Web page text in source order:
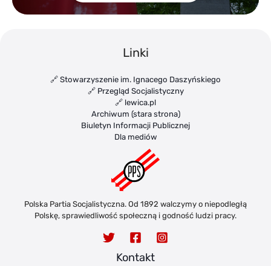
Linki
🔗 Stowarzyszenie im. Ignacego Daszyńskiego
🔗 Przegląd Socjalistyczny
🔗 lewica.pl
Archiwum (stara strona)
Biuletyn Informacji Publicznej
Dla mediów
Polska Partia Socjalistyczna. Od 1892 walczymy o niepodległą
Polskę, sprawiedliwość społeczną i godność ludzi pracy.
Kontakt